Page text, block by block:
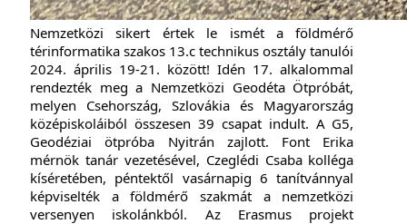
Nemzetközi sikert értek le ismét a földmérő
térinformatika szakos 13.c technikus osztály tanulói
2024. április 19-21. között! Idén 17. alkalommal
rendezték meg a Nemzetközi Geodéta Ötpróbát,
melyen Csehország, Szlovákia és Magyarország
középiskoláiból összesen 39 csapat indult. A G5,
Geodéziai ötpróba Nyitrán zajlott. Font Erika
mérnök tanár vezetésével, Czeglédi Csaba kolléga
kíséretében, péntektől vasárnapig 6 tanítvánnyal
képviselték a földmérő szakmát a nemzetközi
versenyen iskolánkból. Az Erasmus projekt